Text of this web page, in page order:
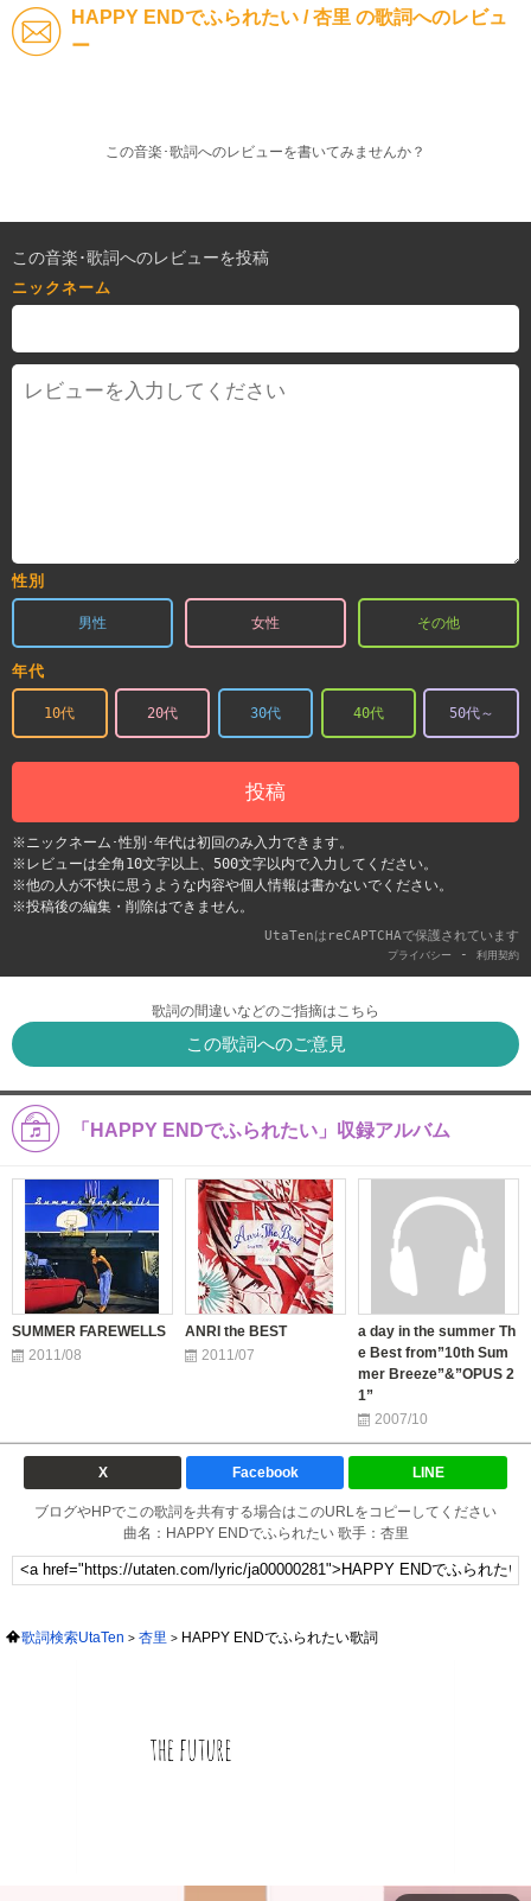
HAPPY ENDでふられたい / 杏里 の歌詞へのレビュ
ー
この音楽･歌詞へのレビューを書いてみませんか？
この音楽･歌詞へのレビューを投稿
ニックネーム
性別
男性 女性 その他
年代
10代 20代 30代 40代 50代～
投稿
※ニックネーム･性別･年代は初回のみ入力できます。
※レビューは全角10文字以上、500文字以内で入力してください。
※他の人が不快に思うような内容や個人情報は書かないでください。
※投稿後の編集・削除はできません。
UtaTenはreCAPTCHAで保護されています
プライバシー - 利用契約
歌詞の間違いなどのご指摘はこちら
この歌詞へのご意見
「HAPPY ENDでふられたい」収録アルバム
SUMMER FAREWELLS
2011/08
ANRI the BEST
2011/07
a day in the summer Th
e Best from”10th Sum
mer Breeze”&”OPUS 2
1”
2007/10
X Facebook LINE
ブログやHPでこの歌詞を共有する場合はこのURLをコピーしてください
曲名：HAPPY ENDでふられたい 歌手：杏里
歌詞検索UtaTen 杏里 HAPPY ENDでふられたい歌詞